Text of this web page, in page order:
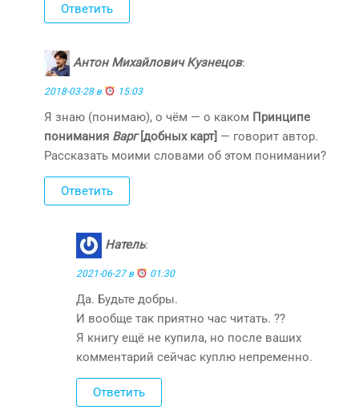
Ответить
Антон Михайлович Кузнецов:
2018-03-28 в 15:03
Я знаю (понимаю), о чём — о каком Принципе
понимания Варг[добных карт] — говорит автор.
Рассказать моими словами об этом понимании?
Ответить
Натель:
2021-06-27 в 01:30
Да. Будьте добры.
И вообще так приятно час читать. ??
Я книгу ещё не купила, но после ваших
комментарий сейчас куплю непременно.
Ответить